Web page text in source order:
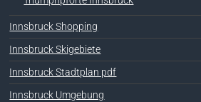
Innsbruck Shopping
Innsbruck Skigebiete
Innsbruck Stadtplan pdf
Innsbruck Umgebung